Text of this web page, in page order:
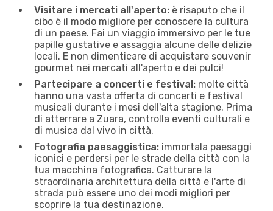
Visitare i mercati all'aperto: è risaputo che il
cibo è il modo migliore per conoscere la cultura
di un paese. Fai un viaggio immersivo per le tue
papille gustative e assaggia alcune delle delizie
locali. E non dimenticare di acquistare souvenir
gourmet nei mercati all'aperto e dei pulci!
Partecipare a concerti e festival: molte città
hanno una vasta offerta di concerti e festival
musicali durante i mesi dell'alta stagione. Prima
di atterrare a Zuara, controlla eventi culturali e
di musica dal vivo in città.
Fotografia paesaggistica: immortala paesaggi
iconici e perdersi per le strade della città con la
tua macchina fotografica. Catturare la
straordinaria architettura della città e l'arte di
strada può essere uno dei modi migliori per
scoprire la tua destinazione.